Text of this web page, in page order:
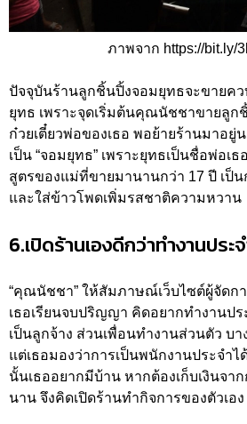
ภาพจาก https://bit.ly/
ปัจจุบันร้านลูกชิ้นปิ้งจอมยุทธจะขายคว
ยุทธ เพราะจุดเริ่มต้นคุณนัชชาขายลูก
ก๋วยเตี๋ยวพ่อของเธอ พอย้ายร้านมาอยู่
เป็น “จอมยุทธ” เพราะยุทธเป็นชื่อพ่อเธ
สูตรของแม่ที่ขายมานานกว่า 17 ปี เป็
และใส่ข้าวโพดเพิ่มรสชาติความหวาน
6.เปิดร้านเองดีกว่าทำงานประ
“คุณนัชชา” ให้สัมภาษณ์เว็บไซต์ผู้จัดก
เธอเรียนจบปริญญา คิดอยากทำงานปร
เป็นลูกจ้าง ส่วนเพื่อนทำงานส่วนตัว บ
แต่เธอมองว่าการเป็นพนักงานประจำไ
นั้นเธออยากมีบ้าน หากต้องเก็บเงินจา
นาน จึงคิดเปิดร้านทำกิจการของตัวเอง